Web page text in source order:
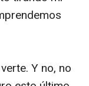
Y no, no